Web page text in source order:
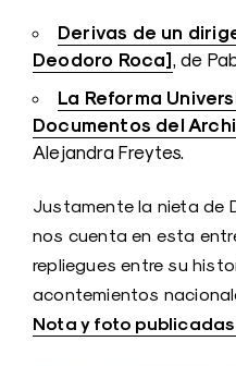
Derivas de un
Deodoro Roca], de
La Reforma
Documentos del
Alejandra Freytes.
Justamente la nieta de
nos cuenta en esta
repliegues entre su
acontemientos
Nota y foto